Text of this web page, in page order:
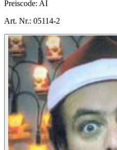
Preiscode: AI
Art. Nr.: 05114-2